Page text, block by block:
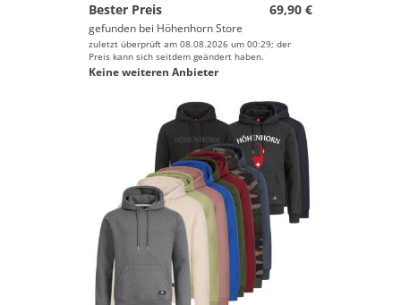
Bester Preis
69,90 €
gefunden bei Höhenhorn Store
zuletzt überprüft am 08.08.2026 um 00:29; der
Preis kann sich seitdem geändert haben.
Keine weiteren Anbieter